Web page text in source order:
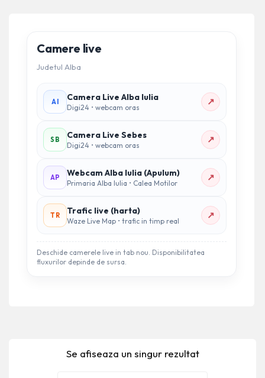
Se afiseaza un singur rezultat
Camere live
Judetul Alba
AI Camera Live Alba Iulia
Digi24 • webcam oras ↗
SB Camera Live Sebes
Digi24 • webcam oras ↗
AP Webcam Alba Iulia (Apulum)
Primaria Alba Iulia • Calea Motilor ↗
TR Trafic live (harta)
Waze Live Map • trafic in timp real ↗
Deschide camerele live in tab nou. Disponibilitatea
fluxurilor depinde de sursa.